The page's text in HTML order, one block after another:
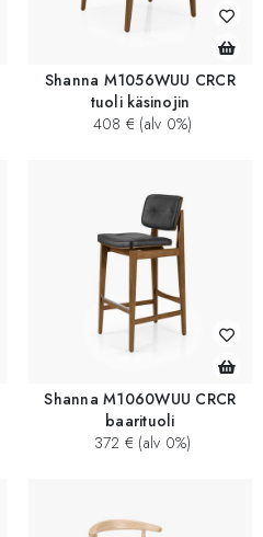
Shanna M1056WUU CRCR
tuoli käsinojin
408 € (alv 0%)
Shanna M1060WUU CRCR
baarituoli
372 € (alv 0%)